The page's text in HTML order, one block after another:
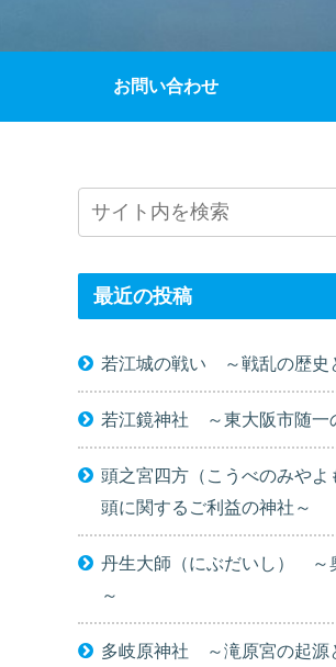
お問い合わせ
最近の投稿
若江城の戦い ～戦乱の歴史
若江鏡神社 ～東大阪市随一
頭之宮四方（こうべのみや
頭に関するご利益の神社～
丹生大師（にぶだいし） ～
～
多岐原神社 ～滝原宮の起源